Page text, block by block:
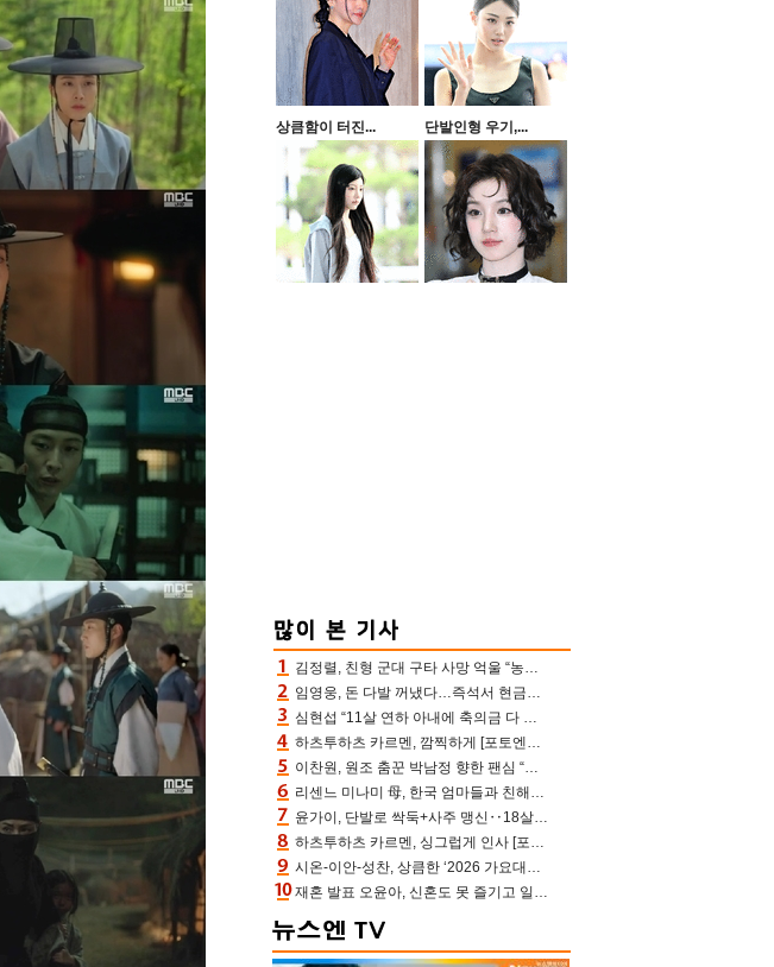
상큼함이 터진... 단발인형 우기,...
김정렬, 친형 군대 구타 사망 억울 “농약사 처리, 범인 찾았지만…엄마는 이미 치매”(데이앤나잇)
임영웅, 돈 다발 꺼냈다…즉석서 현금으로 수당 챙겨주는 ‘구단주’
심현섭 “11살 연하 아내에 축의금 다 뺏겨, 집도 아내 명의” (동치미)[결정적장면]
하츠투하츠 카르멘, 깜찍하게 [포토엔HD]
이찬원, 원조 춤꾼 박남정 향한 팬심 “어머님 잘 계시지” 폭소(불후)
리센느 미나미 母, 한국 엄마들과 친해진 비결=BTS “최애 정국 얘기로 통해”(전참시)
윤가이, 단발로 싹둑+사주 맹신‥18살 연상 ♥장기하 반한 엉뚱·열정 매력(전참시)
하츠투하츠 카르멘, 싱그럽게 인사 [포토엔HD]
시온-이안-성찬, 상큼한 ‘2026 가요대전 썸머’ MC [포토엔HD]
재혼 발표 오윤아, 신혼도 못 즐기고 일만 “발달장애 子도 취업 1년차, 연차 없어”